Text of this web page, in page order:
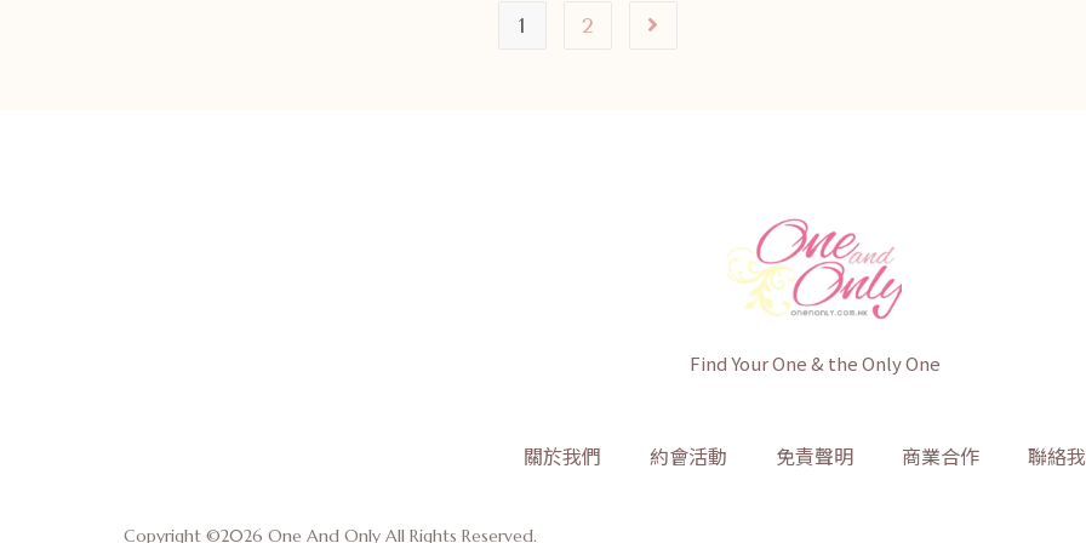
1 2
Find Your One & the Only One
關於我們 約會活動 免責聲明 商業合作 聯絡
Copyright ©2026 One And Only All Rights Reserved.